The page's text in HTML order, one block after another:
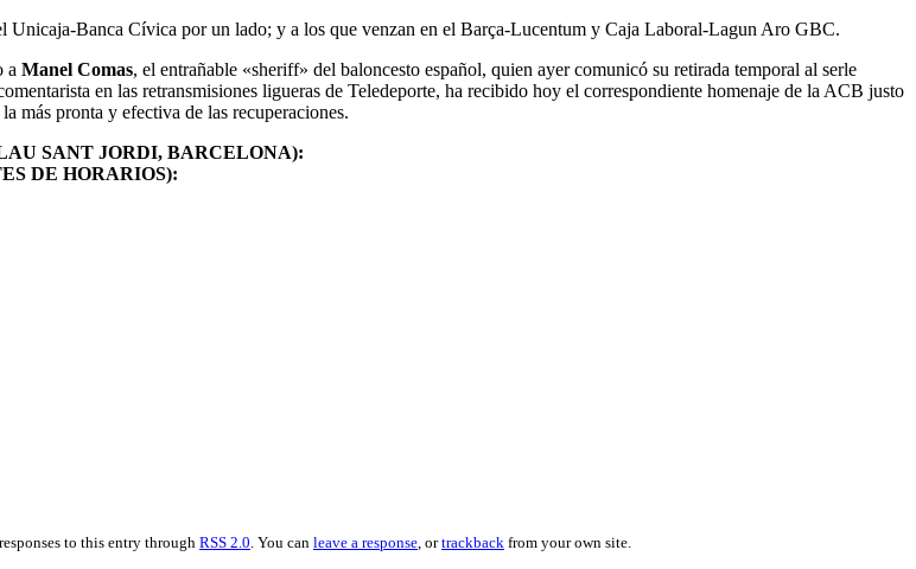
Unicaja-Banca Cívica por un lado; y a los que venzan en el Barça-Lucentum y Caja Laboral-Lagun Aro GBC.
a Manel Comas, el entrañable «sheriff» del baloncesto español, quien ayer comunicó su retirada temporal al serle
en las retransmisiones ligueras de Teledeporte, ha recibido hoy el correspondiente homenaje de la ACB justo
más pronta y efectiva de las recuperaciones.
SANT JORDI, BARCELONA):
DE HORARIOS):
to this entry through RSS 2.0 . You can leave a response , ortrackback from your own site.